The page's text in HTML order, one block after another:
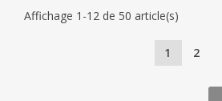
Affichage 1-12 de 50 article(s)
1 2